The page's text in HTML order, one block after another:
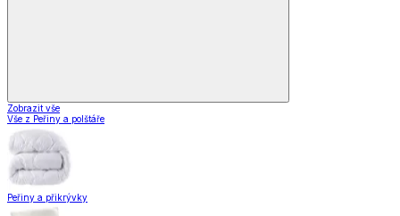
Zobrazit vše
Vše z Peřiny a polštáře
Peřiny a přikrývky